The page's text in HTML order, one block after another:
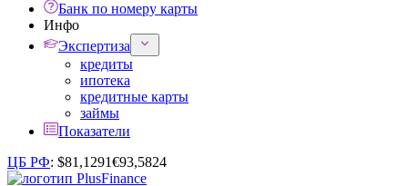
Банк по номеру карты
Инфо
Экспертиза
кредиты
ипотека
кредитные карты
займы
Показатели
ЦБ РФ: $81,1291€93,5824